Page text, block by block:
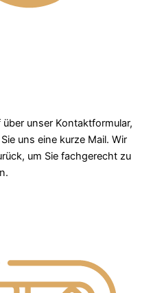
unser Kontaktformular,
uns eine kurze Mail. Wir
um Sie fachgerecht zu